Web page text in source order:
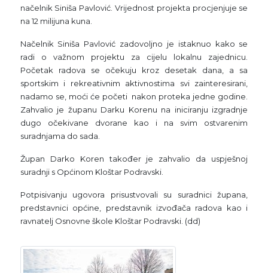
načelnik Siniša Pavlović. Vrijednost projekta procjenjuje se
na 12 milijuna kuna.
Načelnik Siniša Pavlović zadovoljno je istaknuo kako se
radi o važnom projektu za cijelu lokalnu zajednicu.
Početak radova se očekuju kroz desetak dana, a sa
sportskim i rekreativnim aktivnostima svi zainteresirani,
nadamo se, moći će početi nakon proteka jedne godine.
Zahvalio je županu Darku Korenu na iniciranju izgradnje
dugo očekivane dvorane kao i na svim ostvarenim
suradnjama do sada.
Župan Darko Koren također je zahvalio da uspješnoj
suradnji s Općinom Kloštar Podravski.
Potpisivanju ugovora prisustvovali su suradnici župana,
predstavnici općine, predstavnik izvođača radova kao i
ravnatelj Osnovne škole Kloštar Podravski. (dd)